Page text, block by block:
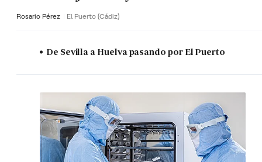
Rosario Pérez El Puerto (Cádiz)
De Sevilla a Huelva pasando por El Puerto